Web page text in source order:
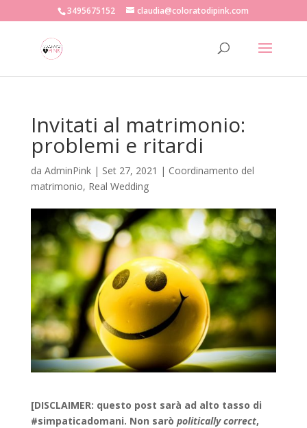
3495675152 claudia@coloratodipink.com
Invitati al matrimonio:
problemi e ritardi
da AdminPink| Set 27, 2021 | Coordinamento del
matrimonio, Real Wedding
[DISCLAIMER: questo post sarà ad alto tasso di
#simpaticadomani. Non sarò politically correct,